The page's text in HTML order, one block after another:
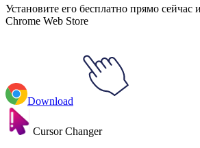
Установите его бесплатно прямо сейчас
Chrome Web Store
Download
Cursor Changer